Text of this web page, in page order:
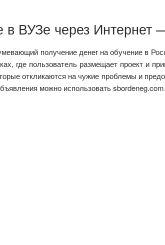
в ВУЗе через Интернет
получение денег на обучение в
где пользователь размещает проект и
откликаются на чужие проблемы и
можно использовать sbordeneg.com.